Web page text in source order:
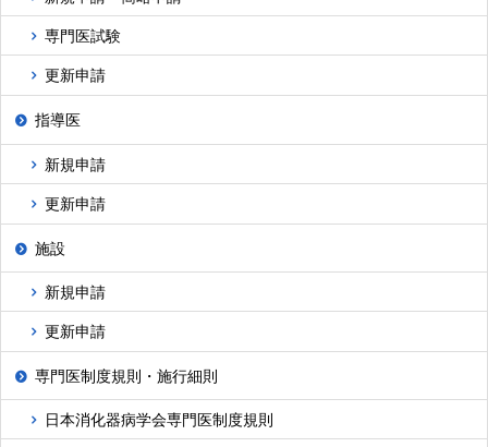
専門医試験
更新申請
指導医
新規申請
更新申請
施設
新規申請
更新申請
専門医制度規則・施行細則
日本消化器病学会専門医制度規則